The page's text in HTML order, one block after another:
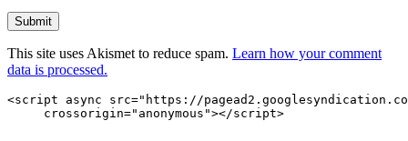
This site uses Akismet to reduce spam. Learn how your comment
data is processed.
<script async src="https://
     crossorigin="anonymous"></script>